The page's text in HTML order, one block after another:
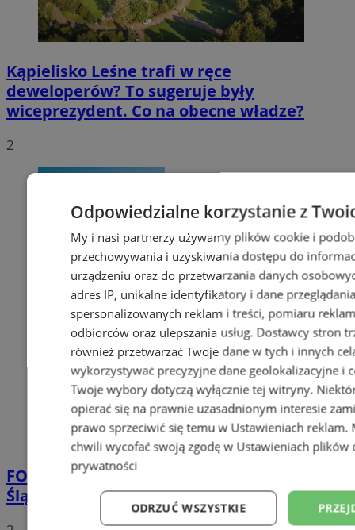
Kąpielisko Leśne trafi w ręce
deweloperów? To sugeruje były
wiceprezydent. Co na obecne władze?
2
FOTO
Tłumy przed Areną Zabrze. Za nami
Śląska Scena Letnia z gwiazdami rapu!
Odpowiedzialne korzystanie z
My i nasi partnerzy używamy plików cookie i
przechowywania i uzyskiwania dostępu do
urządzeniu oraz do przetwarzania danych
adres IP, unikalne identyfikatory i dane
spersonalizowanych reklam i treści, pomiaru
odbiorców oraz ulepszania usług. Dostawcy stron
również przetwarzać Twoje dane w tych i innych
wykorzystywać precyzyjne dane geolokalizacyjne i
Twoje wybory dotyczą wyłącznie tej witryny.
opierać się na prawnie uzasadnionym interesie
prawo sprzeciwić się temu w Ustawieniach reklam.
chwili wycofać swoją zgodę w Ustawieniach plików
prywatności
ODRZUĆ WSZYSTKIE